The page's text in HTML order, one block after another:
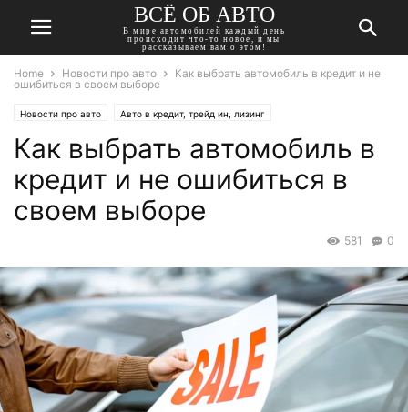
ВСЁ ОБ АВТО
В мире автомобилей каждый день
происходит что-то новое, и мы
рассказываем вам о этом!
Home Новости про авто
Как выбрать автомобиль в кредит и не
ошибиться в своем выборе
Новости про авто Авто в кредит, трейд ин, лизинг
Как выбрать автомобиль в
кредит и не ошибиться в
своем выборе
0
581